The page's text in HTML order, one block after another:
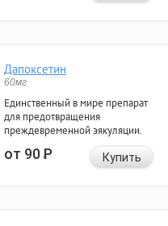
Дапоксетин
60мг
Единственный в мире препарат
для предотвращения
преждевременной эякуляции.
от 90Р Купить